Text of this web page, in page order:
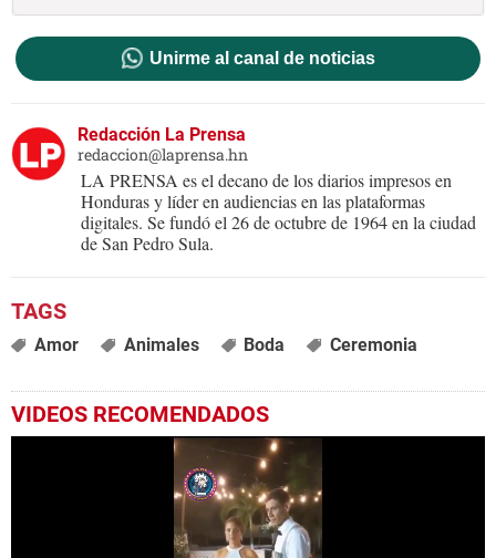
Unirme al canal de noticias
Redacción La Prensa
redaccion@laprensa.hn
LA PRENSA es el decano de los diarios impresos en
Honduras y líder en audiencias en las plataformas
digitales. Se fundó el 26 de octubre de 1964 en la ciudad
de San Pedro Sula.
Amor Animales Boda Ceremonia
VIDEOS RECOMENDADOS